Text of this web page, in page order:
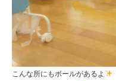
こんな所にもボールがあるよ